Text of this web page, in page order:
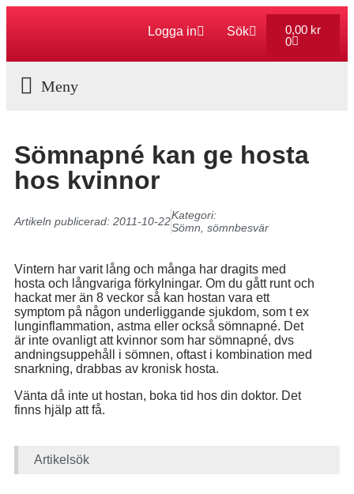
Logga in Sök 0,00 kr
0
Sömnapné kan ge hosta
hos kvinnor
Artikeln publicerad: 2011-10-22Kategori:
Sömn, sömnbesvär
Vintern har varit lång och många har dragits med
hosta och långvariga förkylningar. Om du gått runt och
hackat mer än 8 veckor så kan hostan vara ett
symptom på någon underliggande sjukdom, som t ex
lunginflammation, astma eller också sömnapné. Det
är inte ovanligt att kvinnor som har sömnapné, dvs
andningsuppehåll i sömnen, oftast i kombination med
snarkning, drabbas av kronisk hosta.
Vänta då inte ut hostan, boka tid hos din doktor. Det
finns hjälp att få.
Artikelsök